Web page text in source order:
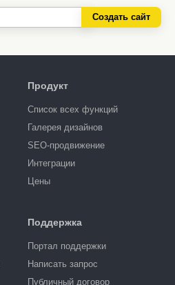
Создать сайт
Продукт
Список всех функций
Галерея дизайнов
SEO-продвижение
Интеграции
Цены
Поддержка
Портал поддержки
Написать запрос
Публичный договор